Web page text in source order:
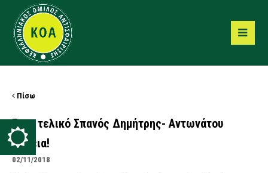
Πίσω
Στον τελικό Σπανός Δημήτρης- Αντωνάτου
Θάλεια!
02/11/2018